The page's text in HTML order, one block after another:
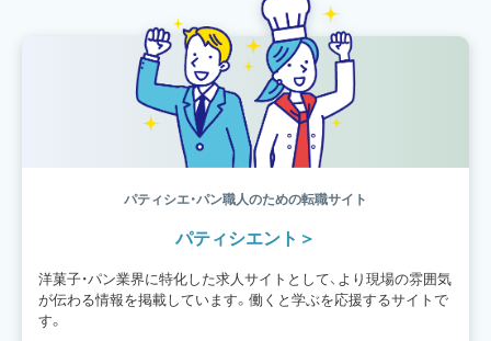
パティシエ・パン職人のための転職サイト
パティシエント
洋菓子・パン業界に特化した求人サイトとして、より現場の雰囲気
が伝わる情報を掲載しています。働くと学ぶを応援するサイトで
す。